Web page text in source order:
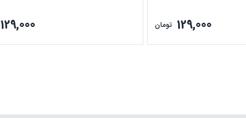
129,000 تومان 129,000